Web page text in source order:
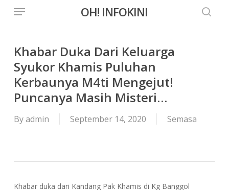
content
OH! INFOKINI
Menu
Khabar Duka Dari Keluarga
Syukor Khamis Puluhan
Kerbaunya M4ti Mengejut!
Puncanya Masih Misteri…
Byadmin September 14, 2020 Semasa
Khabar duka dari Kandang Pak Khamis di Kg Banggol